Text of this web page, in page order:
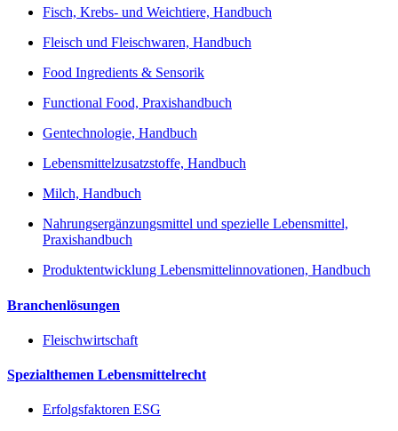
Fisch, Krebs- und Weichtiere, Handbuch
Fleisch und Fleischwaren, Handbuch
Food Ingredients & Sensorik
Functional Food, Praxishandbuch
Gentechnologie, Handbuch
Lebensmittelzusatzstoffe, Handbuch
Milch, Handbuch
Nahrungsergänzungsmittel und spezielle Lebensmittel,
Praxishandbuch
Produktentwicklung Lebensmittelinnovationen, Handbuch
Branchenlösungen
Fleischwirtschaft
Spezialthemen Lebensmittelrecht
Erfolgsfaktoren ESG